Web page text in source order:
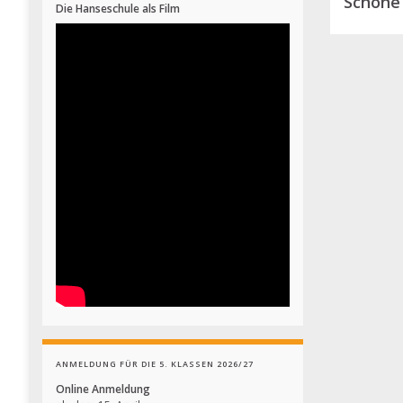
Die Hanseschule als Film
ANMELDUNG FÜR DIE 5. KLASSEN 2026/27
Online Anmeldung